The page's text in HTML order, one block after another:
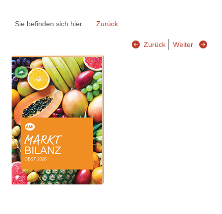
Sie befinden sich hier: Zurück
Zurück Weiter